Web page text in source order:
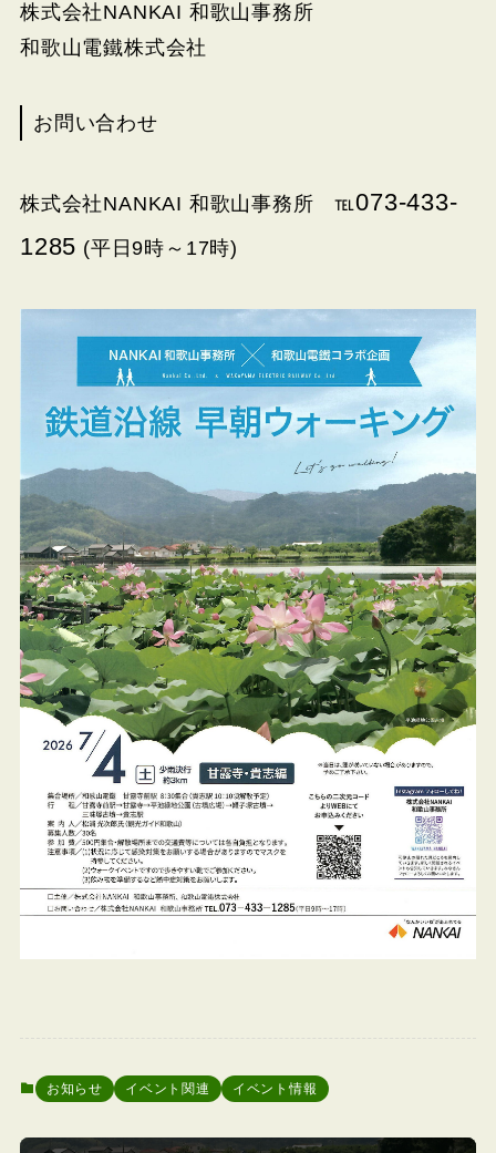
株式会社NANKAI 和歌山事務所
和歌山電鐵株式会社
お問い合わせ
株式会社NANKAI 和歌山事務所 ℡073-433-
1285 (平日9時～17時)
お知らせ イベント関連 イベント情報